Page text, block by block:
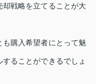
戦略を立てることが大
も購入希望者にとって魅
ることができるでしょ